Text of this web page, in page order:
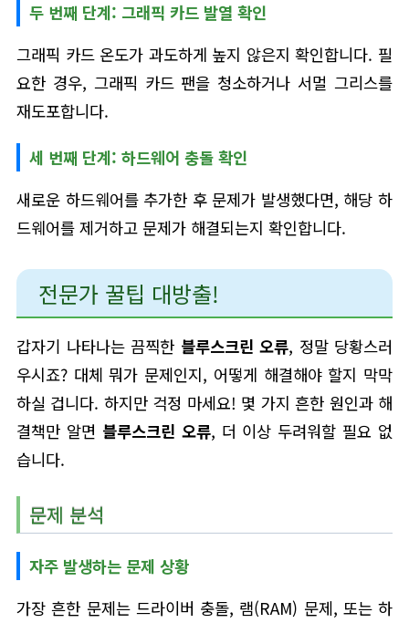
두 번째 단계: 그래픽 카드 발열 확인
그래픽 카드 온도가 과도하게 높지 않은지 확인합니다. 필
요한 경우, 그래픽 카드 팬을 청소하거나 서멀 그리스를
재도포합니다.
세 번째 단계: 하드웨어 충돌 확인
새로운 하드웨어를 추가한 후 문제가 발생했다면, 해당 하
드웨어를 제거하고 문제가 해결되는지 확인합니다.
전문가 꿀팁 대방출!
갑자기 나타나는 끔찍한 블루스크린 오류, 정말 당황스러
우시죠? 대체 뭐가 문제인지, 어떻게 해결해야 할지 막막
하실 겁니다. 하지만 걱정 마세요! 몇 가지 흔한 원인과 해
결책만 알면 블루스크린 오류, 더 이상 두려워할 필요 없
습니다.
문제 분석
자주 발생하는 문제 상황
가장 흔한 문제는 드라이버 충돌, 램(RAM) 문제, 또는 하